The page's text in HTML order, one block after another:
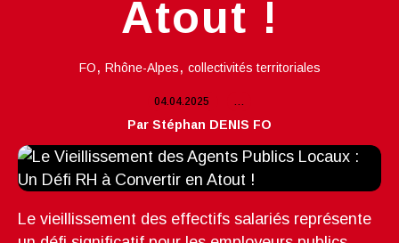
Atout !
FO, Rhône-Alpes, collectivités territoriales
04.04.2025 …
Par Stéphan DENIS FO
Le vieillissement des effectifs salariés représente